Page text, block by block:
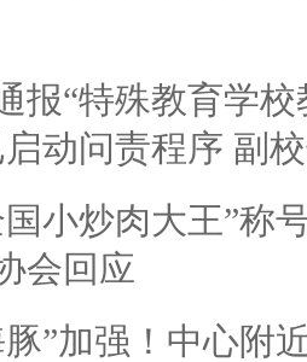
报“特殊教育学
动问责程序 副
小炒肉大王”称
会回应
”加强！中心附